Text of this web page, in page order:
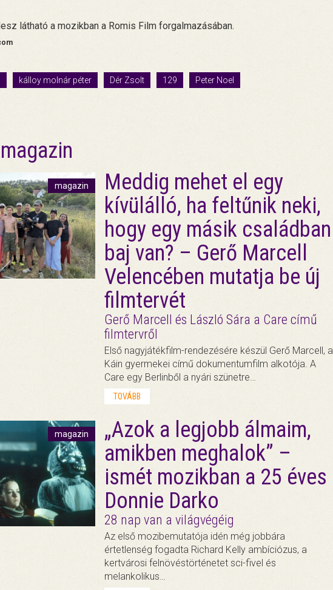
látható a mozikban a Romis Film forgalmazásában.
kálloy molnár péter Dér Zsolt 129 Peter Noel
magazin
Meddig mehet el egy
kívülálló, ha feltűnik neki,
hogy egy másik családban
baj van? – Gerő Marcell
Velencében mutatja be új
filmtervét
Gerő Marcell és László Sára a Care című
filmtervről
Első nagyjátékfilm-rendezésére készül Gerő Marcell, a
Káin gyermekei című dokumentumfilm alkotója. A
Care egy Berlinből a nyári szünetre…
TOVÁBB
magazin
„Azok a legjobb álmaim,
amikben meghalok” –
ismét mozikban a 25 éves
Donnie Darko
28 nap van a világvégéig
Az első mozibemutatója idén még jobbára
értetlenség fogadta Richard Kelly ambíciózus, a
kertvárosi felnövéstörténetet sci-fivel és
melankolikus…